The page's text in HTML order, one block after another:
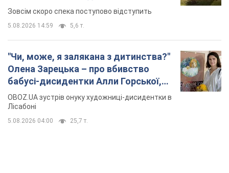
Зовсім скоро спека поступово відступить
5.08.2026 14:59 5,6 т.
"Чи, може, я залякана з дитинства?"
Олена Зарецька – про вбивство
бабусі-дисидентки Алли Горської,
критику Дмитра Стуса та втечу в
Португалію з 5 дітьми
OBOZ.UA зустрів онуку художниці-дисидентки в
Лісабоні
5.08.2026 04:00 25,7 т.